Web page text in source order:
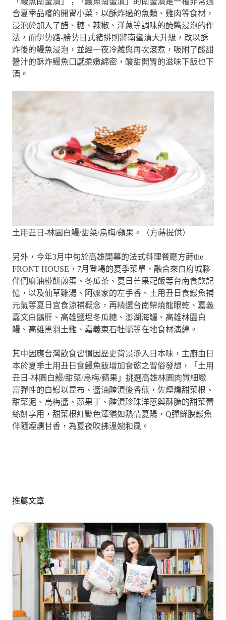
合夏季品嚐的開胃小菜，以酥炸過的魚類、雞肉等食材，
浸泡於加入了醋、糖、辣椒、洋蔥等調味的醃醬浸泡的作
法，而伊勢路-勝勢日式豬排則將南蠻漬大升級，改以酥
炸後的鰻魚浸泡，並經一夜冷藏與再次滾煮，吸附了酸甜
醬汁的酥炸鰻魚口感柔嫩綿密，酸甜開胃的滋味下飯也下
酒。
土用丑日-林園白鰻/甜菜/烏梅/蘋果。（方蒔提供）
另外，今年3月中旬於高雄開幕的法式料理餐廳方蒔the
FRONT HOUSE，7月登場的夏季菜單，融合來自府城夥
伴們麻油椪餅煎蛋、冬瓜茶、夏日芒果配飯等台南食飲記
憶，以及仙草雞湯、阿嬤家的左手香、土用丑日食鰻魚補
元氣等夏日宜食涼補概念，再精選台南柴燒龍眼乾、嘉義
嘉文白鵝肝、高雄鹽埕冬瓜糖、澎湖海鱺、高雄林園白
鰻、高雄黑羽土雞、嘉義東石牡蠣等在地食材演繹。
其中因應台灣飲食習慣因歷史背景滲入日本味，主廚由日
本於夏季土用丑日食鰻魚飯增加食慾之習俗發想，「土用
丑日-林園白鰻/甜菜/烏梅/蘋果」挑選高雄林園肉質細緻
富彈性的白鰻以昆布、醬油醃漬後香煎，佐煙燻甜菜根、
甜菜泥、烏梅醬、蘋果丁、醃漬珍珠洋蔥與酥脆的甜菜蕾
絲餅享用，甜菜根紅豔色澤猶如熱情夏陽，Q彈鮮腴鰻魚
伴隨煙燻甘香，為夏夜吹拂溫婉和風。
推薦文章